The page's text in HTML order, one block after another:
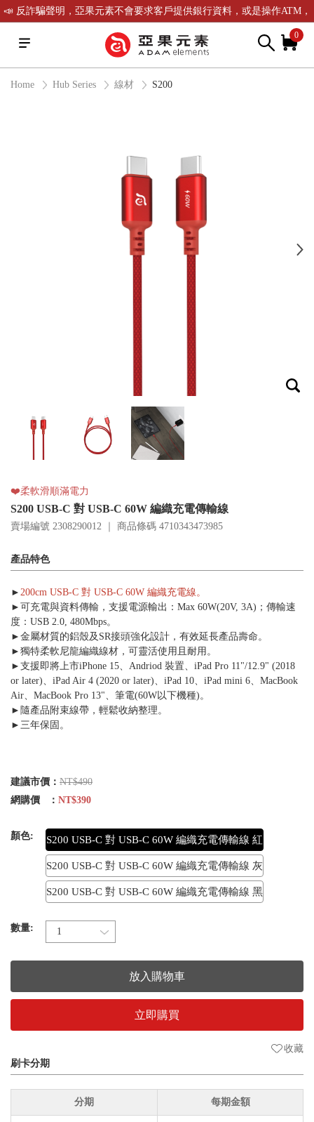
📣 反詐騙聲明，亞果元素不會要求客戶提供銀行資料，或是操作ATM，
可致電(02)-2738-9900聯繫我們或是165反詐騙電話查證！ 0
Home Hub Series 線材 S200
❤️柔軟滑順滿電力
S200 USB-C 對 USB-C 60W 編織充電傳輸線
賣場編號 2308290012 ｜ 商品條碼 4710343473985
產品特色
► 200cm USB-C 對 USB-C 60W 編織充電線。
►可充電與資料傳輸，支援電源輸出：Max 60W(20V, 3A)；傳輸速
度：USB 2.0, 480Mbps。
►金屬材質的鋁殼及SR接頭強化設計，有效延長產品壽命。
►獨特柔軟尼龍編織線材，可靈活使用且耐用。
►支援即將上市iPhone 15、Andriod 裝置、iPad Pro 11"/12.9" (2018
or later)、iPad Air 4 (2020 or later)、iPad 10、iPad mini 6、MacBook
Air、MacBook Pro 13"、筆電(60W以下機種)。
►隨產品附束線帶，輕鬆收納整理。
►三年保固。
建議市價： NT$490
網購價 ： NT$390
顏色: S200 USB-C 對 USB-C 60W 編織充電傳輸線 紅
S200 USB-C 對 USB-C 60W 編織充電傳輸線 灰
S200 USB-C 對 USB-C 60W 編織充電傳輸線 黑
數量:
放入購物車
立即購買
收藏
刷卡分期
分期 每期金額